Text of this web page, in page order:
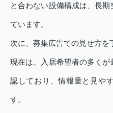
と合わない設備構成は、長
ています。
次に、募集広告での見せ方を
現在は、入居希望者の多く
認しており、情報量と見や
す。